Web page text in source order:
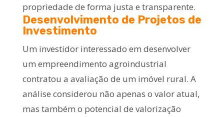
propriedade de forma justa e transparente.
Desenvolvimento de Projetos de
Investimento
Um investidor interessado em desenvolver
um empreendimento agroindustrial
contratou a avaliação de um imóvel rural. A
análise considerou não apenas o valor atual,
mas também o potencial de valorização